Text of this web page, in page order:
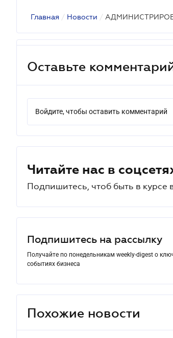
Главная / Новости /
Оставьте
Войдите, чтобы оставить комментарий
Читайте нас в
Подпишитесь, чтоб быть в курсе
Подпишитесь на рассылку
Получайте по понедельникам weekly-digest о
событиях бизнеса
Похожие новости